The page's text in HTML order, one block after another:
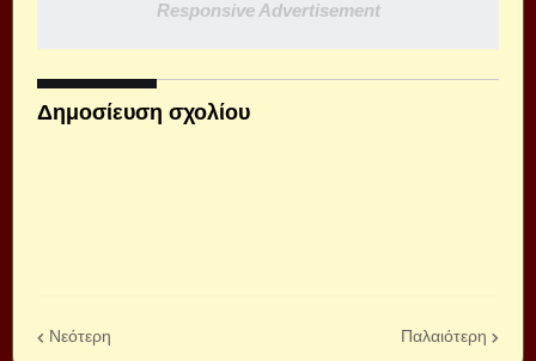
Responsive Advertisement
Δημοσίευση σχολίου
Νεότερη Παλαιότερη